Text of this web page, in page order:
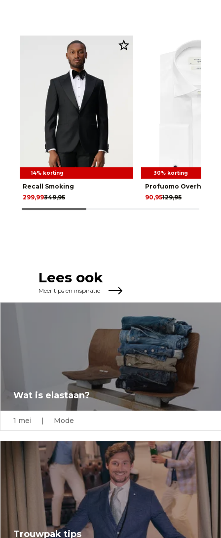
14% korting
Recall Smoking
349,95
299,99
30% korting
Profuomo Overhemd
129,95
90,95
Lees ook
Meer tips en inspiratie
Wat is elastaan?
1 mei | Mode
Trouwpak tips